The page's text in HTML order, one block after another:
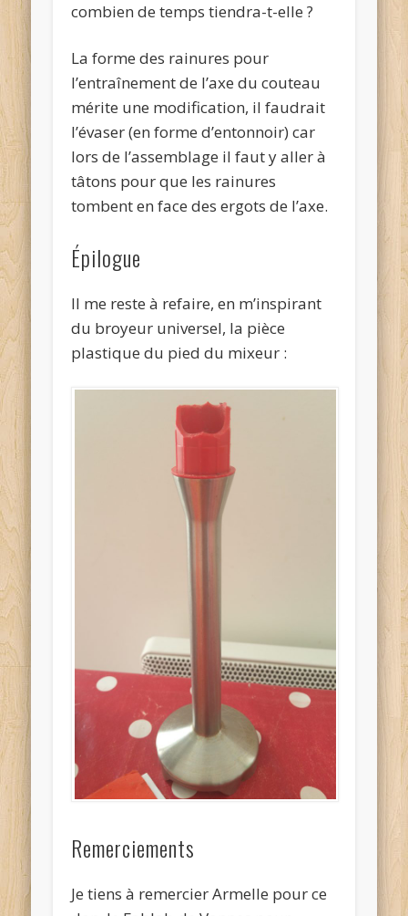
combien de temps tiendra-t-elle ?
La forme des rainures pour
l’entraînement de l’axe du couteau
mérite une modification, il faudrait
l’évaser (en forme d’entonnoir) car
lors de l’assemblage il faut y aller à
tâtons pour que les rainures
tombent en face des ergots de l’axe.
Épilogue
Il me reste à refaire, en m’inspirant
du broyeur universel, la pièce
plastique du pied du mixeur :
Remerciements
Je tiens à remercier Armelle pour ce